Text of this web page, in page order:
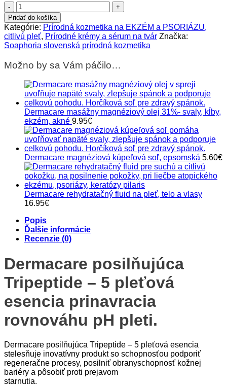
množstvo
Dermacare
posilňujúca
Tripeptide
-
5
pleťová
esencia,
rovnováha
pH
Pridať do košíka
Kategórie: Prírodná kozmetika na EKZÉM a PSORIÁZU,
citlivú pleť, Prírodné krémy a sérum na tvár Značka:
Soaphoria slovenská prírodná kozmetika
Možno by sa Vám páčilo…
Dermacare masážny magnéziový olej 31%- svaly, kĺby,
ekzém, akné 9.95€
Dermacare magnéziová kúpeľová soľ, epsomská 5.60€
Dermacare rehydratačný fluid na pleť, telo a vlasy
16.95€
Popis
Ďalšie informácie
Recenzie (0)
Dermacare posilňujúca
Tripeptide – 5 pleťová
esencia prinavracia
rovnováhu pH pleti.
Dermacare posilňujúca Tripeptide – 5 pleťová esencia
stelesňuje inovatívny produkt so schopnosťou podporiť
regeneračne procesy, posilniť obranyschopnosť kožnej
bariéry a pôsobiť proti prejavom
starnutia.